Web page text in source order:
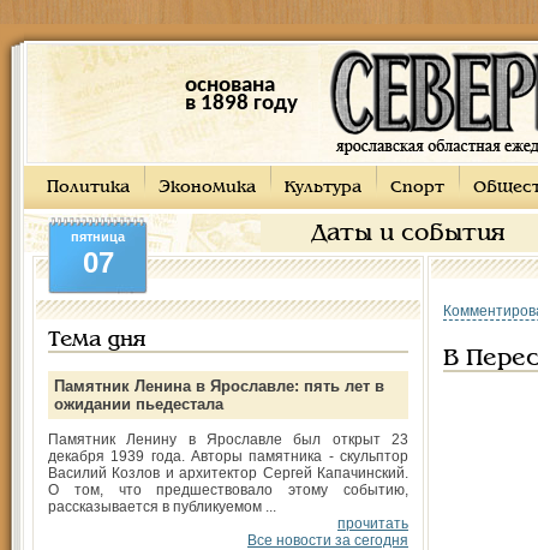
основана
в 1898 году
Политика Экономика Культура Спорт
Даты и события
пятница
07
Тема дня
Памятник Ленина в Ярославле: пять лет в
ожидании пьедестала
Памятник Ленину в Ярославле был открыт 23
декабря 1939 года. Авторы памятника - скульптор
Василий Козлов и архитектор Сергей Капачинский.
О том, что предшествовало этому событию,
рассказывается в публикуемом ...
прочитать
Все новости за сегодня
В